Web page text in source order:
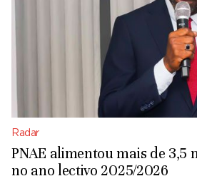
Radar
PNAE alimentou mais de 3,5
no ano lectivo 2025/2026